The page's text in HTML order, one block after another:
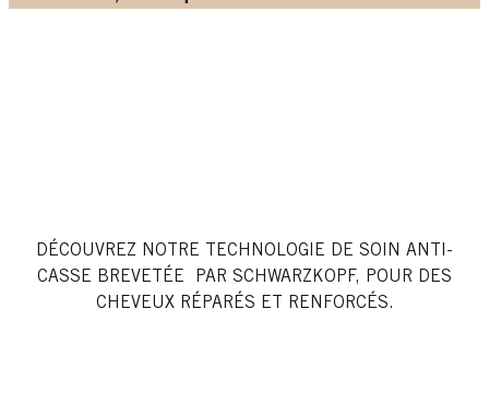
DÉCOUVREZ NOTRE TECHNOLOGIE DE SOIN ANTI-
CASSE BREVETÉE PAR SCHWARZKOPF, POUR DES
CHEVEUX RÉPARÉS ET RENFORCÉS.